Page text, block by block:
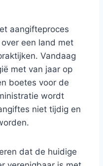
aangifteproces
een land met
Vandaag
met van jaar op
boetes voor de
wordt
niet tijdig en
dat de huidige